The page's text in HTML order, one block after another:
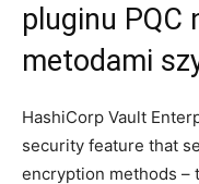
pluginu ⁣PQC
metodami
HashiCorp⁢ Vault⁢
security ‌feature that‍
encryption methods –